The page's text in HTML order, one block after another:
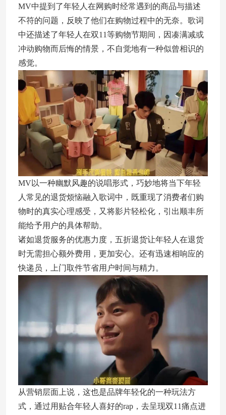
MV中提到了年轻人在网购时经常遇到的商品与描述
不符的问题，反映了他们在购物过程中的无奈。歌词
中还描述了年轻人在双11等购物节期间，因凑满减或
冲动购物而后悔的情景，不自觉地有一种似曾相识的
感觉。
MV以一种幽默风趣的说唱形式，巧妙地将当下年轻
人常见的退货烦恼融入歌词中，既重现了消费者们购
物时的真实心理感受，又将影片轻松化，引出顺丰所
能给予用户的具体帮助。
诸如退货服务的优惠力度，五折退货让年轻人在退货
时无需担心额外费用，更加安心。还有迅速相响应的
快递员，上门取件节省用户时间与精力。
从营销层面上说，这也是品牌年轻化的一种玩法方
式，通过用贴合年轻人喜好的rap，去呈现双11痛点进